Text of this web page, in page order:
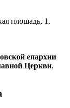
площадь, 1.
епархии
Церкви,